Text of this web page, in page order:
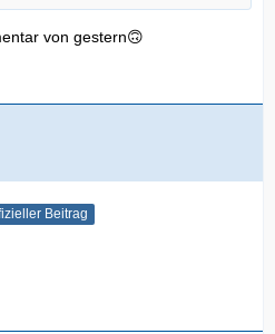
von gestern🙃
Beitrag